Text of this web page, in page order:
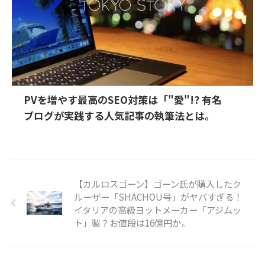
PVを増やす最高のSEO対策は「"愛"!? 有名
ブログが実践する人気記事の執筆法とは。
【カルロスゴーン】ゴーン氏が購入したク
ルーザー「SHACHOU号」がヤバすぎる！
イタリアの高級ヨットメーカー「アジムッ
ト」製？お値段は16億円か。